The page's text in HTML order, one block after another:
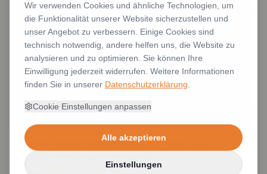
Wir verwenden Cookies und ähnliche Technologien, um
die Funktionalität unserer Website sicherzustellen und
unser Angebot zu verbessern. Einige Cookies sind
technisch notwendig, andere helfen uns, die Website zu
analysieren und zu optimieren. Sie können Ihre
Einwilligung jederzeit widerrufen. Weitere Informationen
finden Sie in unserer Datenschutzerklärung
Cookie Einstellungen anpassen
Alle akzeptieren
Einstellungen
Kappe Stickerei Kappen bestickt ab 1 Stück Logo auf
Kappe FLexfit Caps Cap Caps Wien